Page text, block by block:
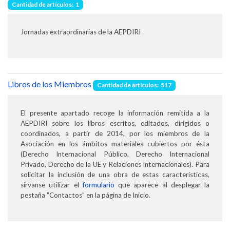
Cantidad de artículos: 1
Jornadas extraordinarias de la AEPDIRI
Libros de los Miembros Cantidad de artículos: 517
El presente apartado recoge la información remitida a la
AEPDIRI sobre los libros escritos, editados, dirigidos o
coordinados, a partir de 2014, por los miembros de la
Asociación en los ámbitos materiales cubiertos por ésta
(Derecho Internacional Público, Derecho Internacional
Privado, Derecho de la UE y Relaciones Internacionales). Para
solicitar la inclusión de una obra de estas características,
sírvanse utilizar elformulario que aparece al desplegar la
pestaña "Contactos" en la página de Inicio.